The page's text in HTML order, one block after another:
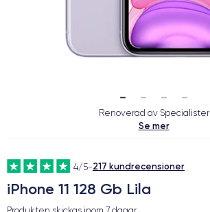
Renoverad av Specialister
Se mer
4/5-217 kundrecensioner
iPhone 11 128 Gb Lila